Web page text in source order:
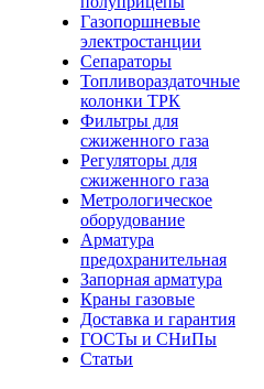
Газопоршневые
электростанции
Сепараторы
Топливораздаточные
колонки ТРК
Фильтры для
сжиженного газа
Регуляторы для
сжиженного газа
Метрологическое
оборудование
Арматура
предохранительная
Запорная арматура
Краны газовые
Доставка и гарантия
ГОСТы и СНиПы
Статьи